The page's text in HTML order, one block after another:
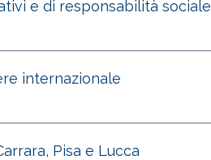
e di responsabilità sociale
internazionale
Pisa e Lucca